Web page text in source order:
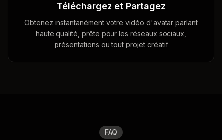
Téléchargez et Partagez
Obtenez instantanément votre vidéo d'avatar parlant
haute qualité, prête pour les réseaux sociaux,
présentations ou tout projet créatif
FAQ